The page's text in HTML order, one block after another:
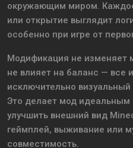
окружающим миром.
или открытие выглядит
особенно при игре от
Модификация не изменяет
не влияет на баланс — все
исключительно
Это делает мод идеальным
улучшить внешний вид
геймплей, выживание или
совместимость.